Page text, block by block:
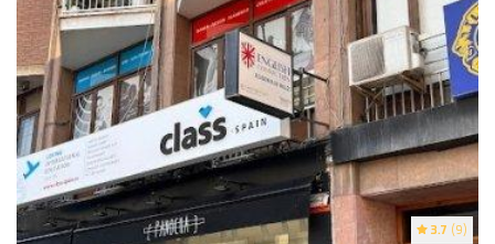
3.7 (9)